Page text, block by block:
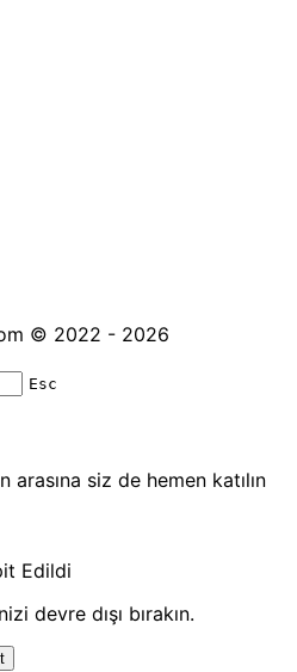
© 2022 - 2026
Esc
siz de hemen katılın
Edildi
devre dışı bırakın.